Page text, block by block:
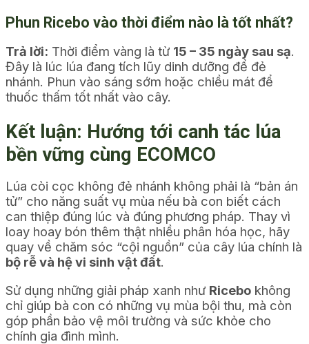
Phun Ricebo vào thời điểm nào là tốt nhất?
Trả lời: Thời điểm vàng là từ 15 – 35 ngày sau sạ.
Đây là lúc lúa đang tích lũy dinh dưỡng để đẻ
nhánh. Phun vào sáng sớm hoặc chiều mát để
thuốc thấm tốt nhất vào cây.
Kết luận: Hướng tới canh tác lúa
bền vững cùng ECOMCO
Lúa còi cọc không đẻ nhánh không phải là “bản án
tử” cho năng suất vụ mùa nếu bà con biết cách
can thiệp đúng lúc và đúng phương pháp. Thay vì
loay hoay bón thêm thật nhiều phân hóa học, hãy
quay về chăm sóc “cội nguồn” của cây lúa chính là
bộ rễ và hệ vi sinh vật đất.
Sử dụng những giải pháp xanh như Ricebo không
chỉ giúp bà con có những vụ mùa bội thu, mà còn
góp phần bảo vệ môi trường và sức khỏe cho
chính gia đình mình.